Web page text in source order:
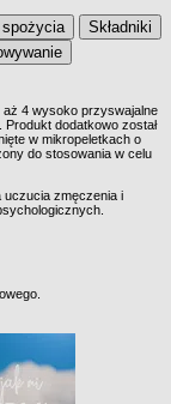
Składniki
aż 4 wysoko przyswajalne
dodatkowo został
w mikropeletkach o
do stosowania w celu
uczucia zmęczenia i